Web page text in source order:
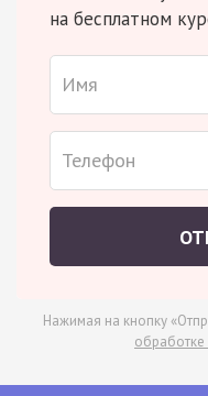
на бесплатном
Нажимая на кнопку